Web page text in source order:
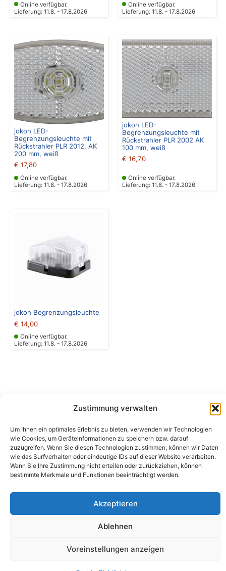
Zustimmung verwalten
Um Ihnen ein optimales Erlebnis zu bieten, verwenden wir Technologien
wie Cookies, um Geräteinformationen zu speichern bzw. darauf
zuzugreifen. Wenn Sie diesen Technologien zustimmen, können wir Daten
wie das Surfverhalten oder eindeutige IDs auf dieser Website verarbeiten.
Wenn Sie Ihre Zustimmung nicht erteilen oder zurückziehen, können
bestimmte Merkmale und Funktionen beeinträchtigt werden.
Akzeptieren
Ablehnen
Voreinstellungen anzeigen
Online verfügbar.
Lieferung: 11.8. - 17.8.2026
Online verfügbar.
Lieferung: 11.8. - 17.8.2026
jokon LED-
Begrenzungsleuchte mit
Rückstrahler PLR 2012, AK
200 mm, weiß
€ 17,80
Online verfügbar.
Lieferung: 11.8. - 17.8.2026
jokon LED-
Begrenzungsleuchte mit
Rückstrahler PLR 2002 AK
100 mm, weiß
€ 16,70
Online verfügbar.
Lieferung: 11.8. - 17.8.2026
jokon Begrenzungsleuchte
€ 14,00
Online verfügbar.
Lieferung: 11.8. - 17.8.2026
Peter-Leardi-Weg 4, 8054 Graz
Steiermark / Österreich​
info@campingbergler.at​
Impressum
AGB
Widerrufsrecht und Formular
Datenschutzerklärung